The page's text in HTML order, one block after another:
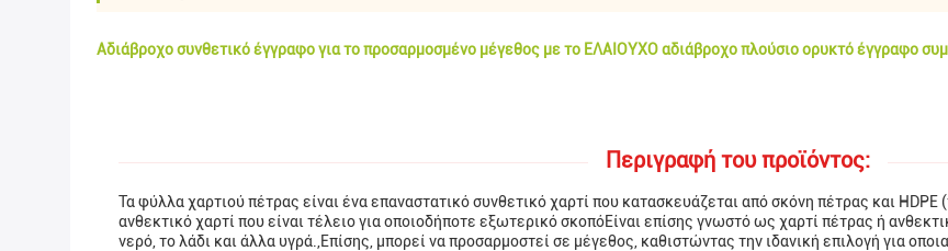
Αδιάβροχο συνθετικό έγγραφο για το προσαρμοσμένο μέγεθος με το ΕΛΑΙΟΥΧΟ αδιάβροχο πλούσιο ορυκτό έγγραφο
Περιγραφή του προϊόντος:
Τα φύλλα χαρτιού πέτρας είναι ένα επαναστατικό συνθετικό χαρτί που κατασκευάζεται από σκόνη πέτρας και
ανθεκτικό χαρτί που είναι τέλειο για οποιοδήποτε εξωτερικό σκοπόΕίναι επίσης γνωστό ως χαρτί πέτρας ή
νερό, το λάδι και άλλα υγρά.,Επίσης, μπορεί να προσαρμοστεί σε μέγεθος, καθιστώντας την ιδανική επιλογή για